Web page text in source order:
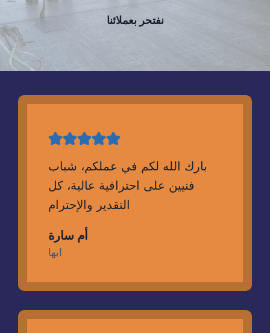
نفتحر بعملائنا
بارك الله لكم في عملكم، شباب
فنيين على احترافية عالية، كل
التقدير والإحترام
أم سارة
ابها